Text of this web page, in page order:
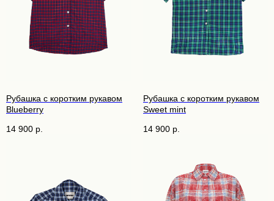
Рубашка с коротким рукавом
Blueberry
14 900 р.
Рубашка с коротким рукавом
Sweet mint
14 900 р.